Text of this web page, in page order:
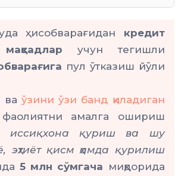
1 йилгача
бўлган
ҳисобварағидан кредит
учун тегишли
пул ўтказиш йўли
ва ўзини ўзи банд қиладиган
фаолиятни амалга ошириш
иссиқхона қуриш ва шу
қисм ҳамда қурилиш
5 млн сўмгача миқдорида